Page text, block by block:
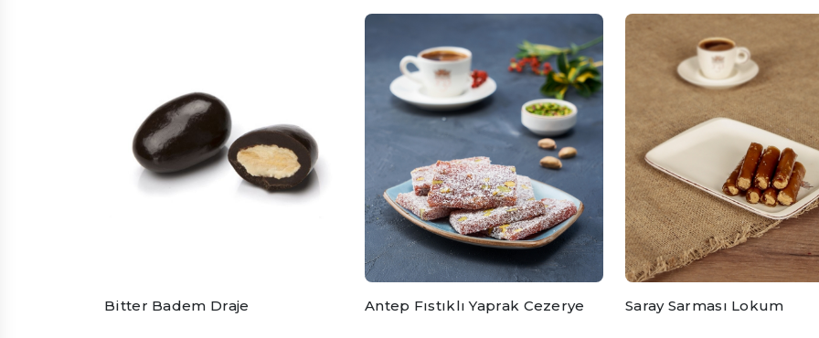
Bitter Badem Draje Antep Fıstıklı Yaprak Cezerye Saray Sarması Lokum